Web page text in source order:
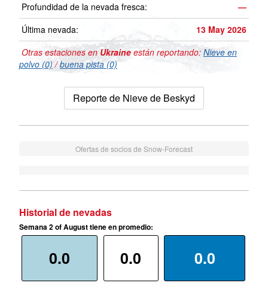
Profundidad de la nevada fresca:
—
Última nevada:
13 May 2026
Otras estaciones enUkraine están reportando: Nieve en
polvo (0) /buena pista (0)
Reporte de Nieve de Beskyd
Ofertas de socios de Snow-Forecast
Historial de nevadas
Semana 2 of August tiene en promedio:
0.0 0.0 0.0